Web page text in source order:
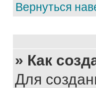
Вернуться
» Как
Для